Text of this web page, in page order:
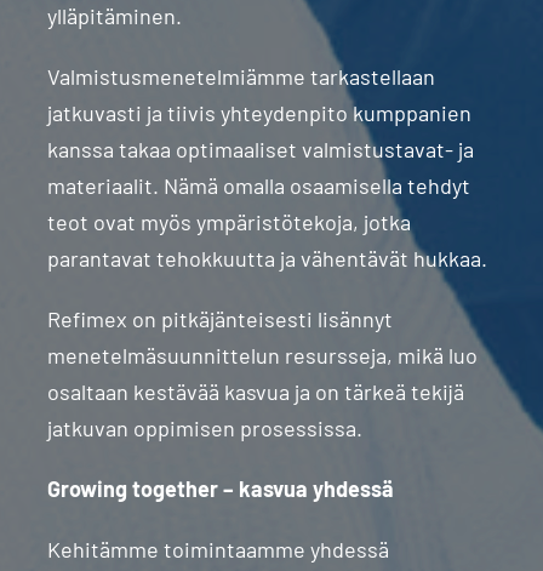
ylläpitäminen.
Valmistusmenetelmiämme tarkastellaan
jatkuvasti ja tiivis yhteydenpito kumppanien
kanssa takaa optimaaliset valmistustavat- ja
materiaalit. Nämä omalla osaamisella tehdyt
teot ovat myös ympäristötekoja, jotka
parantavat tehokkuutta ja vähentävät hukkaa.
Refimex on pitkäjänteisesti lisännyt
menetelmäsuunnittelun resursseja, mikä luo
osaltaan kestävää kasvua ja on tärkeä tekijä
jatkuvan oppimisen prosessissa.
Growing together – kasvua yhdessä
Kehitämme toimintaamme yhdessä